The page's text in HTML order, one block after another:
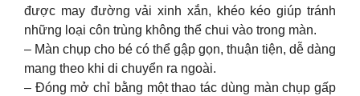
được may đường vải xinh xắn, khéo kéo giúp tránh
những loại côn trùng không thể chui vào trong màn.
– Màn chụp cho bé có thể gập gọn, thuận tiện, dễ dàng
mang theo khi di chuyển ra ngoài.
– Đóng mở chỉ bằng một thao tác dùng màn chụp gấp